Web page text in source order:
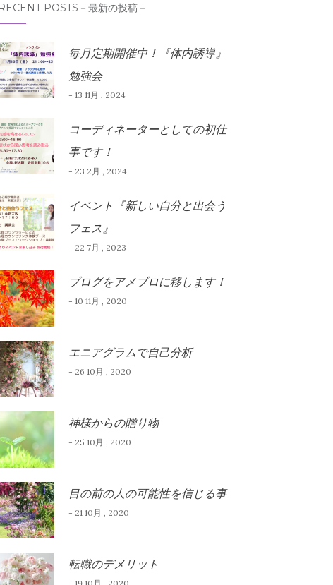
RECENT POSTS－最新の投稿－
毎月定期開催中！『体内誘導』
勉強会
- 13 11月 , 2024
コーディネーターとしての初仕
事です！
- 23 2月 , 2024
イベント『新しい自分と出会う
フェス』
- 22 7月 , 2023
ブログをアメブロに移します！
- 10 11月 , 2020
エニアグラムで自己分析
- 26 10月 , 2020
神様からの贈り物
- 25 10月 , 2020
目の前の人の可能性を信じる事
- 21 10月 , 2020
転職のデメリット